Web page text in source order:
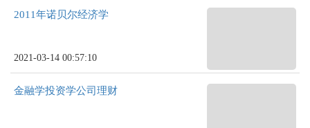
2011年诺贝尔经济学
2021-03-14 00:57:10
金融学投资学公司理财